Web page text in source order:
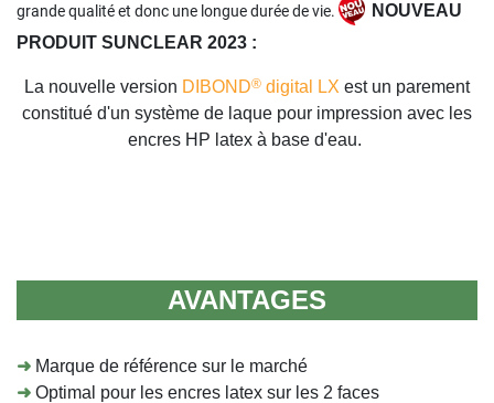
grande qualité et donc une longue durée de vie.
NOUVEAU
PRODUIT SUNCLEAR 2023 :
La nouvelle version DIBOND® digital LX est un parement
constitué d'un système de laque pour impression avec les
encres HP latex à base d'eau.
AVANTAGES
➜ Marque de référence sur le marché
➜ Optimal pour les encres latex sur les 2 faces